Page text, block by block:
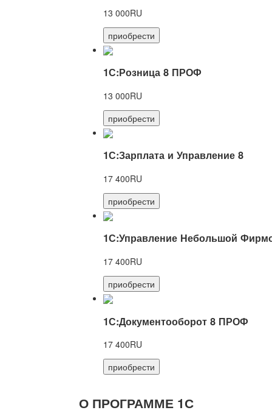
13 000RU
приобрести
1С:Розница 8 ПРОФ
13 000RU
приобрести
1С:Зарплата и Управление 8
17 400RU
приобрести
1С:Управление Небольшой
17 400RU
приобрести
1С:Документооборот 8 ПРОФ
17 400RU
приобрести
О ПРОГРАММЕ 1С